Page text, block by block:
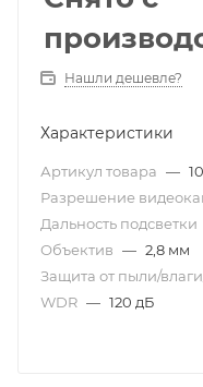
Нашли дешевле?
Характеристики
Артикул товара —
Разрешение
Дальность подсветки
Объектив — 2,8 мм
Защита от пыли/
WDR — 120 дБ